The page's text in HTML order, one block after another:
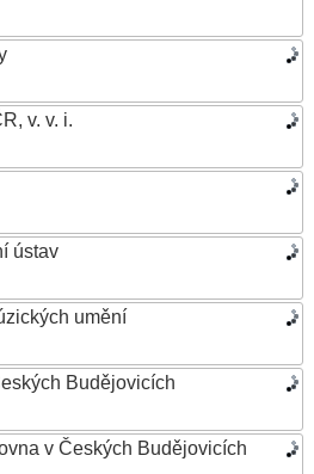
v. v. i.
ústav
umění
Budějovicích
v Českých Budějovicích